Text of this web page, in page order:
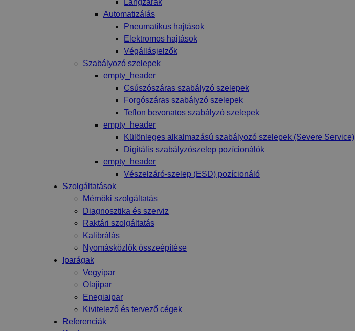
Lángzárak
Automatizálás
Pneumatikus hajtások
Elektromos hajtások
Végállásjelzők
Szabályozó szelepek
empty_header
Csúszószáras szabályzó szelepek
Forgószáras szabályzó szelepek
Teflon bevonatos szabályzó szelepek
empty_header
Különleges alkalmazású szabályozó szelepek (Severe Service)
Digitális szabályzószelep pozícionálók
empty_header
Vészelzáró-szelep (ESD) pozícionáló
Szolgáltatások
Mérnöki szolgáltatás
Diagnosztika és szerviz
Raktári szolgáltatás
Kalibrálás
Nyomásközlők összeépítése
Iparágak
Vegyipar
Olajipar
Enegiaipar
Kivitelező és tervező cégek
Referenciák